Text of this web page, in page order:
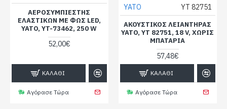
ΑΕΡΟΣΥΜΠΙΕΣΤΉΣ
ΕΛΑΣΤΙΚΏΝ ΜΕ ΦΩΣ LED,
YATO, YT-73462, 250 W
52,00€
ΚΑΛΆΘΙ
Αγόρασε Τώρα
YATO YT 82751
ΑΚΟΥΣΤΙΚΌΣ ΛΕΙΑΝΤΉΡΑΣ
YATO, YT 82751, 18 V, ΧΩΡΊΣ
ΜΠΑΤΑΡΊΑ
57,48€
ΚΑΛΆΘΙ
Αγόρασε Τώρα